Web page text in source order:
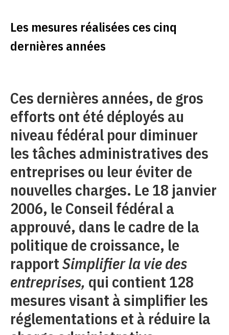
Les mesures réalisées ces cinq
dernières années
Ces dernières années, de gros
efforts ont été déployés au
niveau fédéral pour diminuer
les tâches administratives des
entreprises ou leur éviter de
nouvelles charges. Le 18 janvier
2006, le Conseil fédéral a
approuvé, dans le cadre de la
politique de croissance, le
rapportSimplifier la vie des
entreprises, qui contient 128
mesures visant à simplifier les
réglementations et à réduire la